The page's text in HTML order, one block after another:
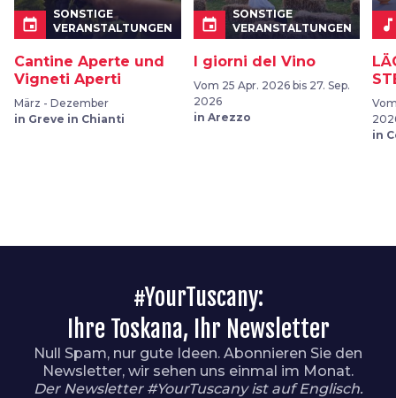
event
SONSTIGE
VERANSTALTUNGEN
Cantine Aperte und
Vigneti Aperti
März - Dezember
in Greve in Chianti
event
SONSTIGE
VERANSTALTUNGEN
I giorni del Vino
Vom 25 Apr. 2026 bis 27. Sep.
2026
in Arezzo
in
#YourTuscany:
Ihre Toskana, Ihr Newsletter
Null Spam, nur gute Ideen. Abonnieren Sie den
Newsletter, wir sehen uns einmal im Monat.
Der Newsletter #YourTuscany ist auf Englisch.